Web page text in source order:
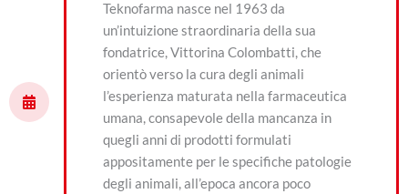
Teknofarma nasce nel 1963 da
un’intuizione straordinaria della sua
fondatrice, Vittorina Colombatti, che
orientò verso la cura degli animali
l’esperienza maturata nella farmaceutica
umana, consapevole della mancanza in
quegli anni di prodotti formulati
appositamente per le specifiche patologie
degli animali, all’epoca ancora poco